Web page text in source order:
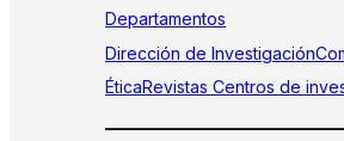
Departamentos
Dirección de Investigación
ÉticaRevistas Centros de